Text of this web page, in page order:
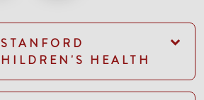
HEALTH